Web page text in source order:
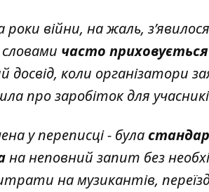
роки війни, на жаль,
часто
досвід, коли організатори
про заробіток для
у переписці - була
на неповний запит без
на музикантів,